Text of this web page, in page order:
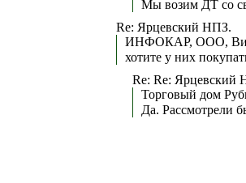
Мы возим ДТ со
Re: Ярцевский НПЗ.
ИНФОКАР, ООО,
хотите у них
Re: Re: Ярцевский
Торговый дом
Да. Рассмотрели